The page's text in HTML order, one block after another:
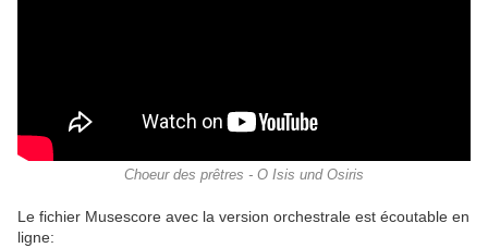
Choeur des prêtres - O Isis und Osiris
Le fichier Musescore avec la version orchestrale est écoutable en
ligne: